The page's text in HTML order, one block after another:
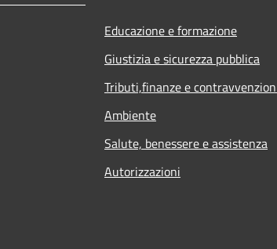
Educazione e formazione
Giustizia e sicurezza pubblica
Tributi,finanze e
Ambiente
Salute, benessere e assistenza
Autorizzazioni